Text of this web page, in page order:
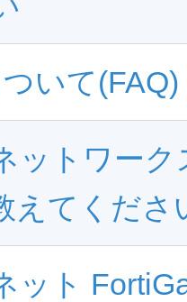
いて(FAQ)
ットワー
えてくださ
ット